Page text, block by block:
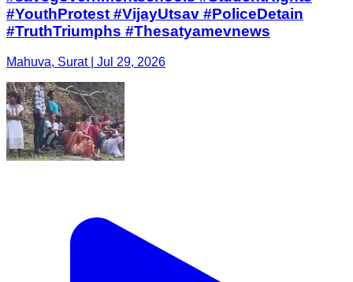
#YouthProtest #VijayUtsav #PoliceDetain
#TruthTriumphs #Thesatyamevnews
Mahuva, Surat | Jul 29, 2026